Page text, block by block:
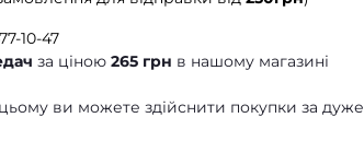
10-47
за ціною 265 грн в нашому магазині
ви можете здійснити покупки за дуже